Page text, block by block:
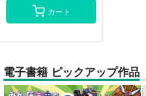
カート
電子書籍 ピックアップ作品